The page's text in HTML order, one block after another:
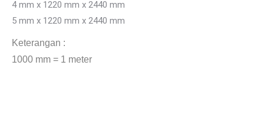
4 mm x 1220 mm x 2440 mm
5 mm x 1220 mm x 2440 mm
Keterangan :
1000 mm = 1 meter